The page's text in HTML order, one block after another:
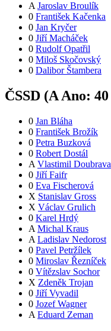
A Jaroslav Broulík
0 František Kačenka
0 Jan Kryčer
0 Jiří Macháček
0 Rudolf Opatřil
0 Miloš Skočovský
0 Dalibor Štambera
ČSSD (A Ano: 40
0 Jan Bláha
0 František Brožík
0 Petra Buzková
0 Robert Dostál
A Vlastimil Doubrava
0 Jiří Faifr
0 Eva Fischerová
X Stanislav Gross
X Václav Grulich
0 Karel Hrdý
A Michal Kraus
A Ladislav Nedorost
0 Pavel Petržílek
0 Miroslav Řezníček
0 Vítězslav Sochor
X Zdeněk Trojan
0 Jiří Vyvadil
0 Jozef Wagner
A Eduard Zeman